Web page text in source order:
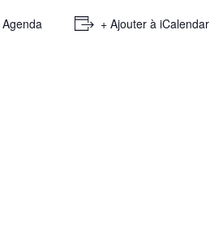
+ Ajouter à iCalendar